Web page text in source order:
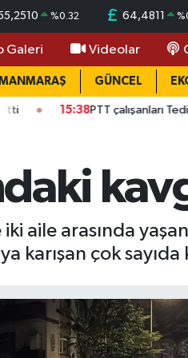
%0.32 64,4811 %
Galeri Videolar
GÜNCEL
PTT çalışanları Tedirğin! Ateş:
aile arasında
karışan çok sayıda